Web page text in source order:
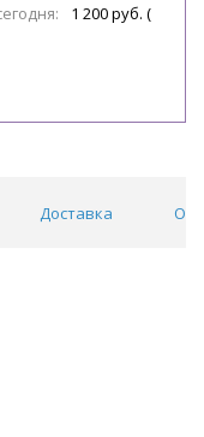
1 200 руб. (
Доставка